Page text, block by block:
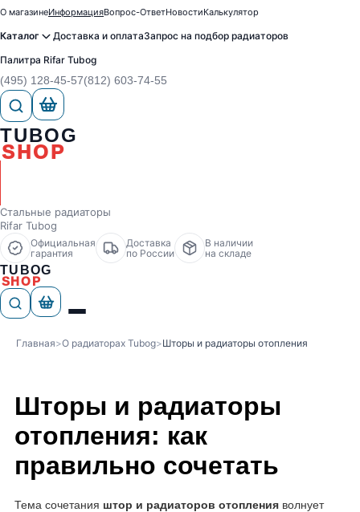
О магазинеИнформацияВопрос-ОтветНовостиКалькулятор
Каталог Доставка и оплатаЗапрос на подбор радиаторов
Палитра Rifar Tubog
(495) 128-45-57(812) 603-74-55
TUBOG
SHOP
Стальные радиаторы
Rifar Tubog
Официальная
гарантия
Доставка
по России
В наличии
на складе
TUBOG
SHOP
Главная>О радиаторах Tubog>Шторы и радиаторы отопления
Шторы и радиаторы
отопления: как
правильно сочетать
Тема сочетания штор и радиаторов отопленияволнует